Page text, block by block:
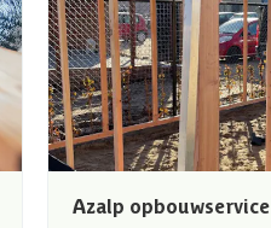
Azalp opbouwservice